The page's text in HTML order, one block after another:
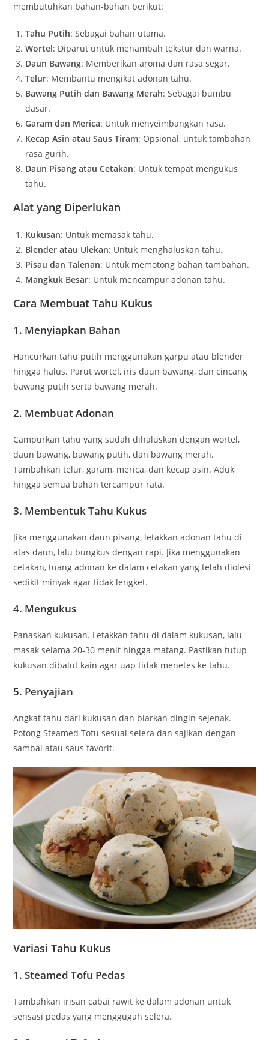
membutuhkan bahan-bahan berikut:
Tahu Putih: Sebagai bahan utama.
Wortel: Diparut untuk menambah tekstur dan warna.
Daun Bawang: Memberikan aroma dan rasa segar.
Telur: Membantu mengikat adonan tahu.
Bawang Putih dan Bawang Merah: Sebagai bumbu
dasar.
Garam dan Merica: Untuk menyeimbangkan rasa.
Kecap Asin atau Saus Tiram: Opsional, untuk tambahan
rasa gurih.
Daun Pisang atau Cetakan: Untuk tempat mengukus
tahu.
Alat yang Diperlukan
Kukusan: Untuk memasak tahu.
Blender atau Ulekan: Untuk menghaluskan tahu.
Pisau dan Talenan: Untuk memotong bahan tambahan.
Mangkuk Besar: Untuk mencampur adonan tahu.
Cara Membuat Tahu Kukus
1. Menyiapkan Bahan
Hancurkan tahu putih menggunakan garpu atau blender
hingga halus. Parut wortel, iris daun bawang, dan cincang
bawang putih serta bawang merah.
2. Membuat Adonan
Campurkan tahu yang sudah dihaluskan dengan wortel,
daun bawang, bawang putih, dan bawang merah.
Tambahkan telur, garam, merica, dan kecap asin. Aduk
hingga semua bahan tercampur rata.
3. Membentuk Tahu Kukus
Jika menggunakan daun pisang, letakkan adonan tahu di
atas daun, lalu bungkus dengan rapi. Jika menggunakan
cetakan, tuang adonan ke dalam cetakan yang telah diolesi
sedikit minyak agar tidak lengket.
4. Mengukus
Panaskan kukusan. Letakkan tahu di dalam kukusan, lalu
masak selama 20-30 menit hingga matang. Pastikan tutup
kukusan dibalut kain agar uap tidak menetes ke tahu.
5. Penyajian
Angkat tahu dari kukusan dan biarkan dingin sejenak.
Potong Steamed Tofu sesuai selera dan sajikan dengan
sambal atau saus favorit.
Variasi Tahu Kukus
1. Steamed Tofu Pedas
Tambahkan irisan cabai rawit ke dalam adonan untuk
sensasi pedas yang menggugah selera.